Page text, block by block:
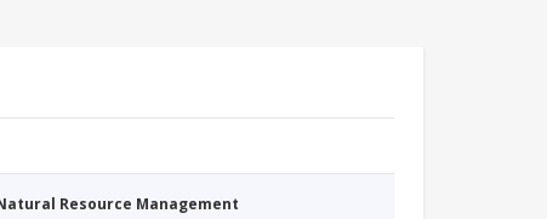
Resource Management